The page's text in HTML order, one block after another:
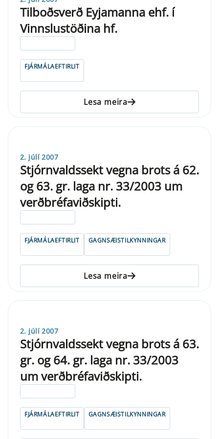
Tilboðsverð Eyjamanna ehf. í
Vinnslustöðina hf.
FJÁRMÁLAEFTIRLIT
Lesa meira
2. júlí 2007
Stjórnvaldssekt vegna brots á 62.
og 63. gr. laga nr. 33/2003 um
verðbréfaviðskipti.
FJÁRMÁLAEFTIRLIT GAGNSÆISTILKYNNINGAR
Lesa meira
2. júlí 2007
Stjórnvaldssekt vegna brots á 63.
gr. og 64. gr. laga nr. 33/2003
um verðbréfaviðskipti.
FJÁRMÁLAEFTIRLIT GAGNSÆISTILKYNNINGAR